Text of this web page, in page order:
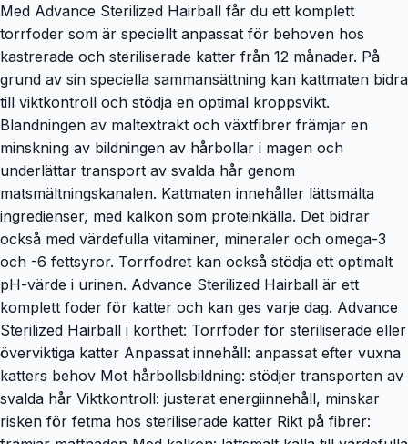
Med Advance Sterilized Hairball får du ett komplett
torrfoder som är speciellt anpassat för behoven hos
kastrerade och steriliserade katter från 12 månader. På
grund av sin speciella sammansättning kan kattmaten bidra
till viktkontroll och stödja en optimal kroppsvikt.
Blandningen av maltextrakt och växtfibrer främjar en
minskning av bildningen av hårbollar i magen och
underlättar transport av svalda hår genom
matsmältningskanalen. Kattmaten innehåller lättsmälta
ingredienser, med kalkon som proteinkälla. Det bidrar
också med värdefulla vitaminer, mineraler och omega-3
och -6 fettsyror. Torrfodret kan också stödja ett optimalt
pH-värde i urinen. Advance Sterilized Hairball är ett
komplett foder för katter och kan ges varje dag. Advance
Sterilized Hairball i korthet: Torrfoder för steriliserade eller
överviktiga katter Anpassat innehåll: anpassat efter vuxna
katters behov Mot hårbollsbildning: stödjer transporten av
svalda hår Viktkontroll: justerat energiinnehåll, minskar
risken för fetma hos steriliserade katter Rikt på fibrer: